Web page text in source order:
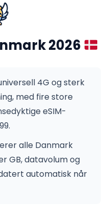
2026
4G og sterk
med fire store
eSIM-
alle Danmark
GB, datavolum og
automatisk når